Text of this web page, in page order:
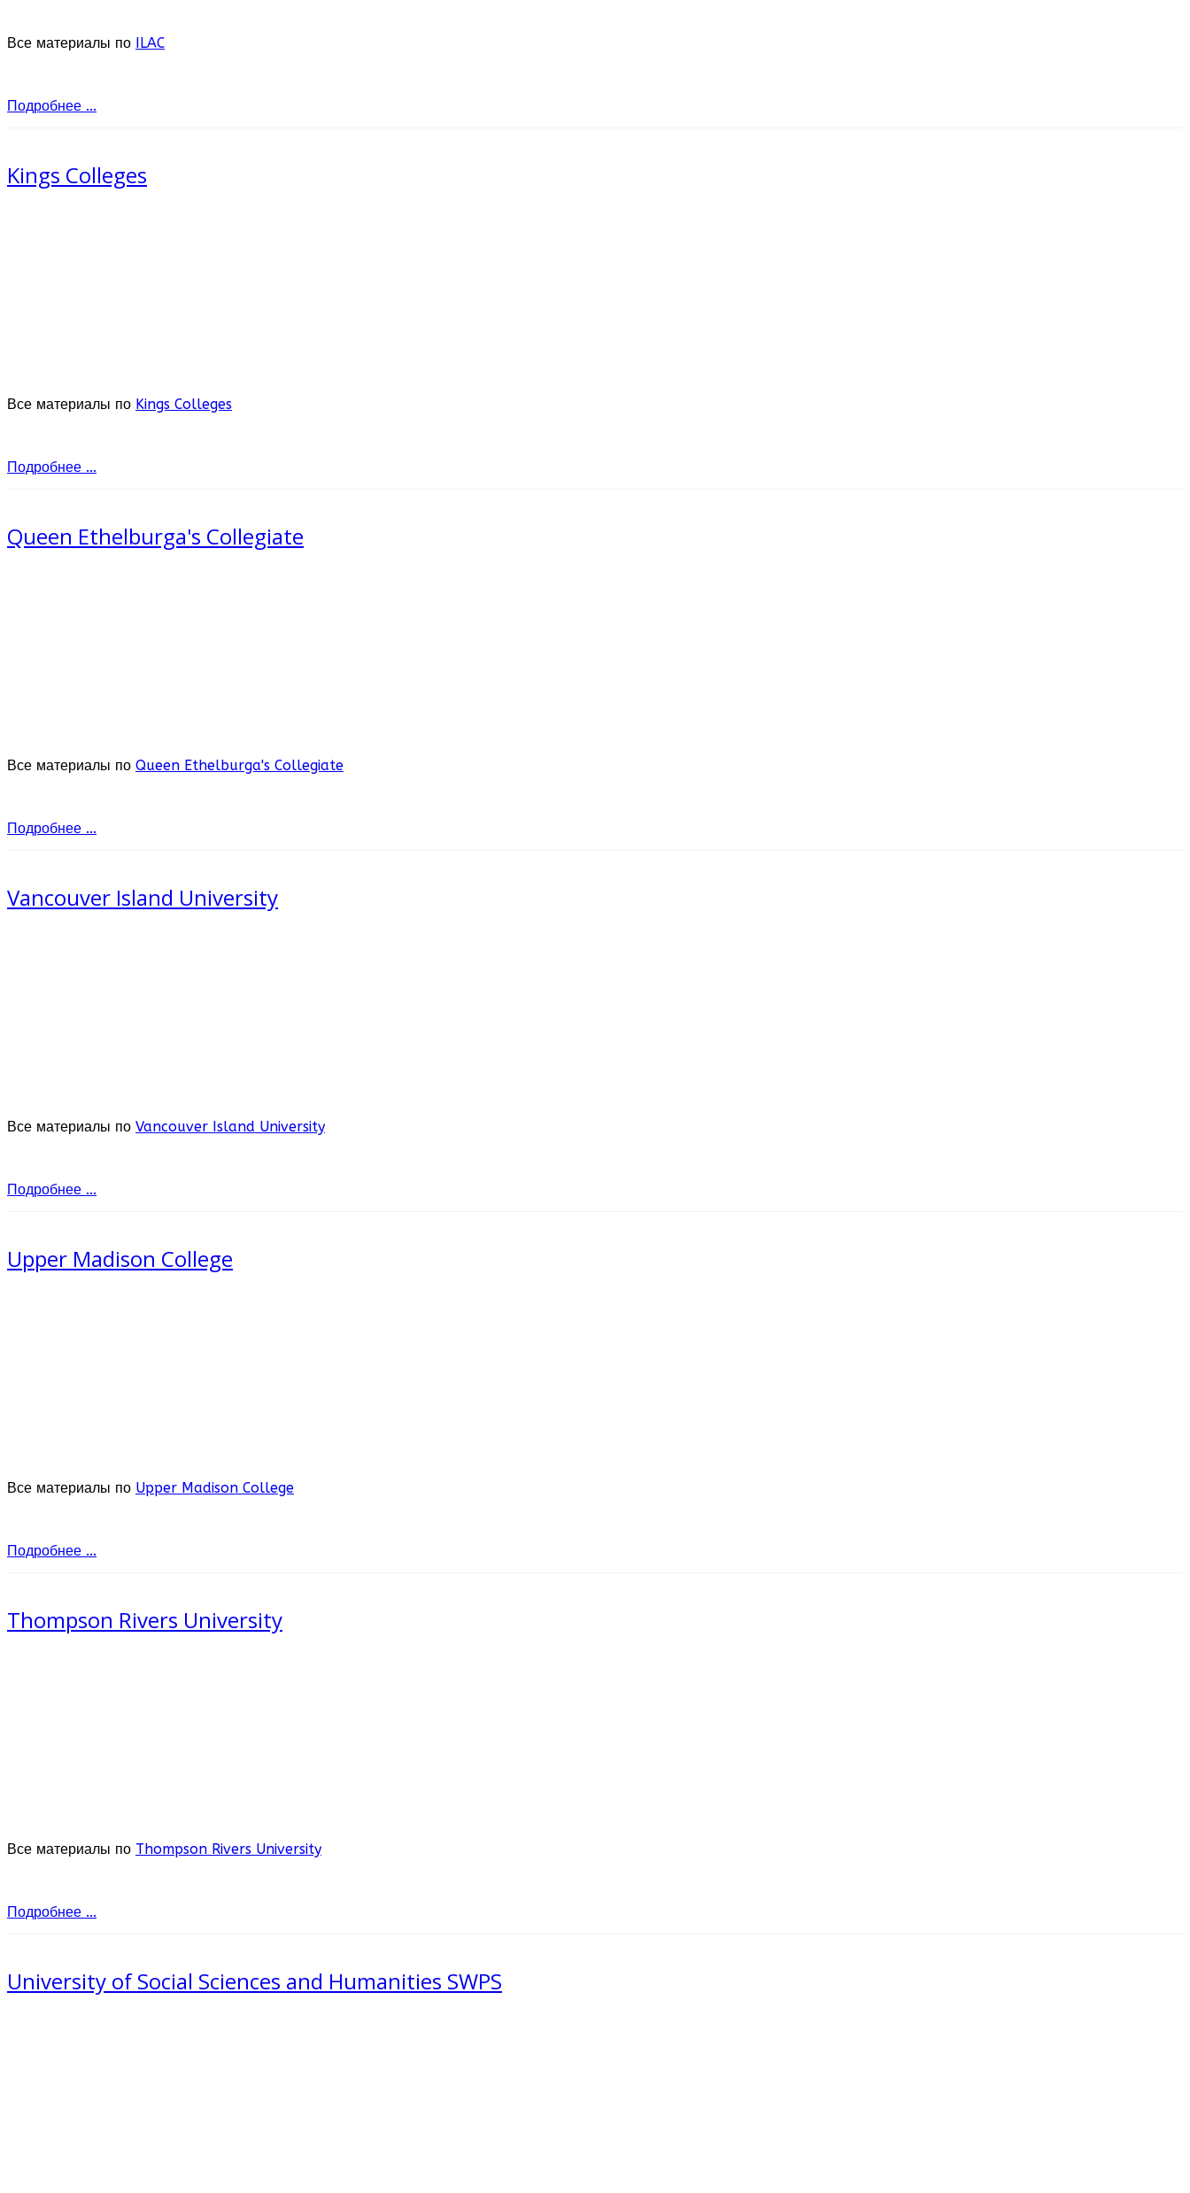
Все материалы по ILAC
Подробнее ...
Kings Colleges
Все материалы по Kings Colleges
Подробнее ...
Queen Ethelburga's Collegiate
Все материалы по Queen Ethelburga's Collegiate
Подробнее ...
Vancouver Island University
Все материалы по Vancouver Island University
Подробнее ...
Upper Madison College
Все материалы по Upper Madison College
Подробнее ...
Thompson Rivers University
Все материалы по Thompson Rivers University
Подробнее ...
University of Social Sciences and Humanities SWPS